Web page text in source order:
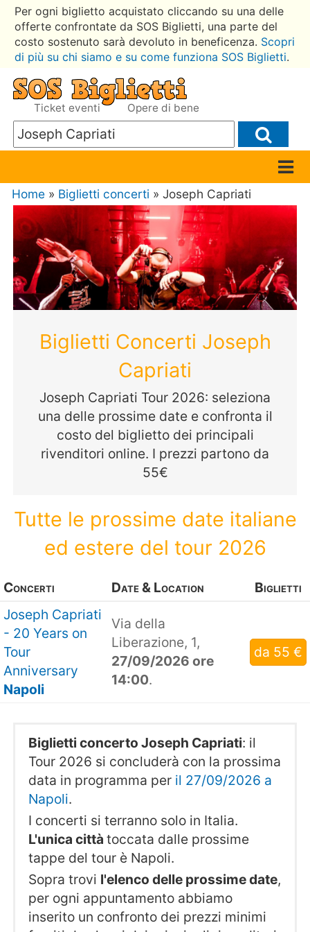
Per ogni biglietto acquistato cliccando su una delle
offerte confrontate da SOS Biglietti, una parte del
costo sostenuto sarà devoluto in beneficenza. Scopri
di più su chi siamo e su come funziona SOS Biglietti.
Ticket eventi Opere di bene
Home » Biglietti concerti » Joseph Capriati
Biglietti Concerti Joseph
Capriati
Joseph Capriati Tour 2026: seleziona
una delle prossime date e confronta il
costo del biglietto dei principali
rivenditori online. I prezzi partono da
55€
Tutte le prossime date italiane
ed estere del tour 2026
Concerti Date & Location
Biglietti
Joseph Capriati
- 20 Years on
Tour
Anniversary
Napoli
Via della
Liberazione, 1,
27/09/2026 ore
14:00.
da 55 €
Biglietti concerto Joseph Capriati: il
Tour 2026 si concluderà con la prossima
data in programma per il 27/09/2026 a
Napoli.
I concerti si terranno solo in Italia.
L'unica cittàtoccata dalle prossime
tappe del tour è Napoli.
Sopra trovi l'elenco delle prossime date,
per ogni appuntamento abbiamo
inserito un confronto dei prezzi minimi